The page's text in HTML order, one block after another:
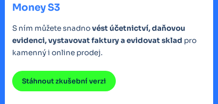
Money S3
S ním můžete snadnovést účetnictví, daňovou
evidenci, vystavovat faktury a evidovat sklad pro
kamenný i online prodej.
Stáhnout zkušební verzi